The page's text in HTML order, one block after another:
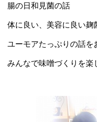
腸の日和見菌の話
体に良い、美容に良い麹
ユーモアたっぷりの話を
みんなで味噌づくりを楽